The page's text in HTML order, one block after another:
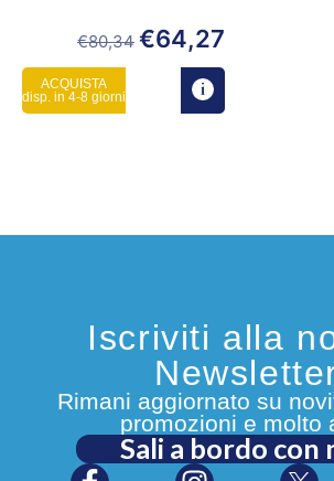
€80,34 €64,27
ACQUISTA
disp. in 4-8 giorni
Iscriviti alla
Rimani aggiornato su
promozioni e molto
Sali a bordo con